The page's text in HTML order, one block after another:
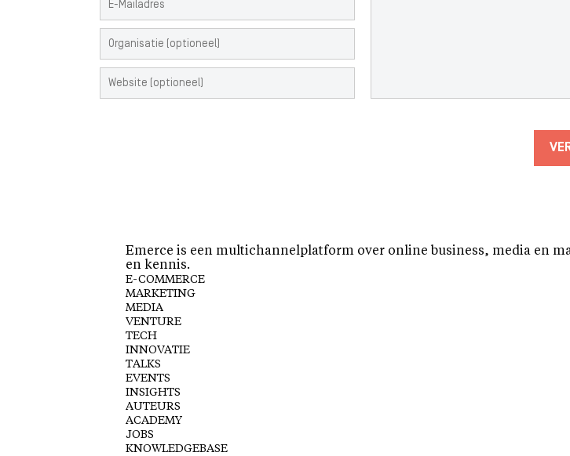
Emerce is een multichannelplatform over online business, media en
en kennis.
E-COMMERCE
MARKETING
MEDIA
VENTURE
TECH
INNOVATIE
TALKS
EVENTS
INSIGHTS
AUTEURS
ACADEMY
JOBS
KNOWLEDGEBASE